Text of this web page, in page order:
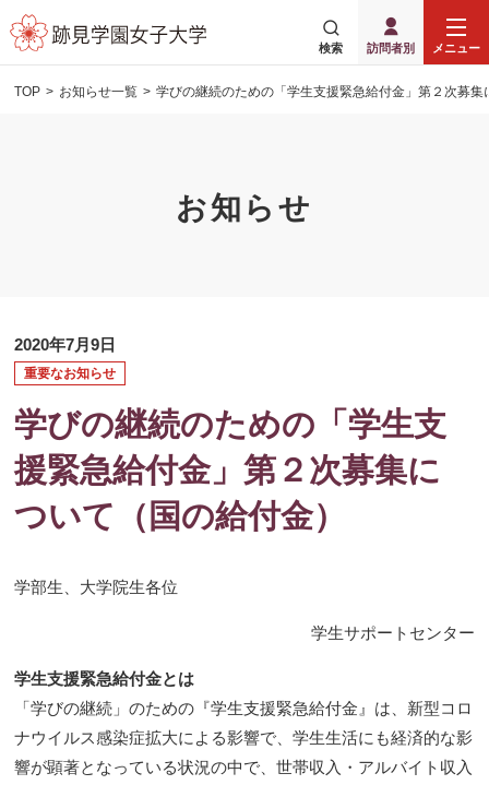
検索 訪問者別 メニュー
TOP お知らせ一覧 学びの継続のための「学生支援緊急給付金」第２次募
お知らせ
2020年7月9日
重要なお知らせ
学びの継続のための「学生支
援緊急給付金」第２次募集に
ついて（国の給付金）
学部生、大学院生各位
学生サポートセンター
学生支援緊急給付金とは
「学びの継続」のための『学生支援緊急給付金』は、新型コロ
ナウイルス感染症拡大による影響で、学生生活にも経済的な影
響が顕著となっている状況の中で、世帯収入・アルバイト収入